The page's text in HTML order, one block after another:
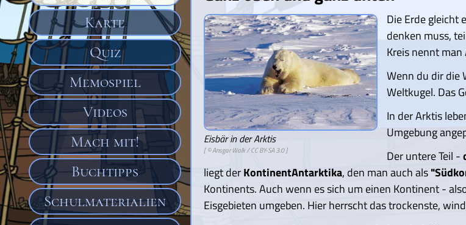
Karte
Quiz
Memospiel
Videos
Mach mit!
Buchtipps
Schulmaterialien
Eisbär in der Arktis
[ © Ansgar Walk /CC BY-SA 3.0]
Die Erde gleicht
denken muss,
Kreis nennt man
Wenn du dir die
Weltkugel. Das
In der Arktis
Umgebung
Der untere Teil -
liegt derKontinentAntarktika, den man auch als
Kontinents. Auch wenn es sich um einen Kontinent -
Eisgebieten umgeben. Hier herrscht das trockenste,